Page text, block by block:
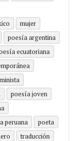
mujer
poesía argentina
ecuatoriana
poesía joven
peruana
poeta
traducción